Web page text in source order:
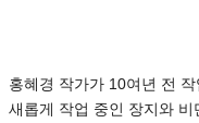
홍혜경 작가가 10여년 전
새롭게 작업 중인 장지와